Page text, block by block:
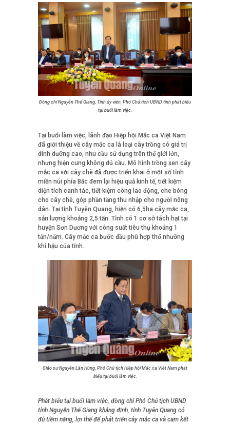
Đồng chí Nguyễn Thế Giang, Tỉnh ủy viên, Phó Chủ tịch UBND tỉnh phát biểu
tại buổi làm việc.
Tại buổi làm việc, lãnh đạo Hiệp hội Mắc ca Việt Nam
đã giới thiệu về cây mắc ca là loại cây trồng có giá trị
dinh dưỡng cao, nhu cầu sử dụng trên thế giới lớn,
nhưng hiện cung không đủ cầu. Mô hình trồng xen cây
mắc ca với cây chè đã được triển khai ở một số tỉnh
miền núi phía Bắc đem lại hiệu quả kinh tế, tiết kiệm
diện tích canh tác, tiết kiệm công lao động, che bóng
cho cây chè, góp phần tăng thu nhập cho người nông
dân. Tại tỉnh Tuyên Quang, hiện có 6,5ha cây mắc ca,
sản lượng khoảng 2,5 tấn. Tỉnh có 1 cơ sở tách hạt tại
huyện Sơn Dương với công suất tiêu thụ khoảng 1
tấn/năm. Cây mắc ca bước đầu phù hợp thổ nhưỡng
khí hậu của tỉnh.
Giáo sư Nguyễn Lân Hùng, Phó Chủ tịch Hiệp hội Mắc ca Việt Nam phát
biểu tại buổi làm việc.
Phát biểu tại buổi làm việc, đồng chí Phó Chủ tịch UBND
tỉnh Nguyễn Thế Giang khẳng định, tỉnh Tuyên Quang có
đủ tiềm năng, lợi thế để phát triển cây mắc ca và cam kết